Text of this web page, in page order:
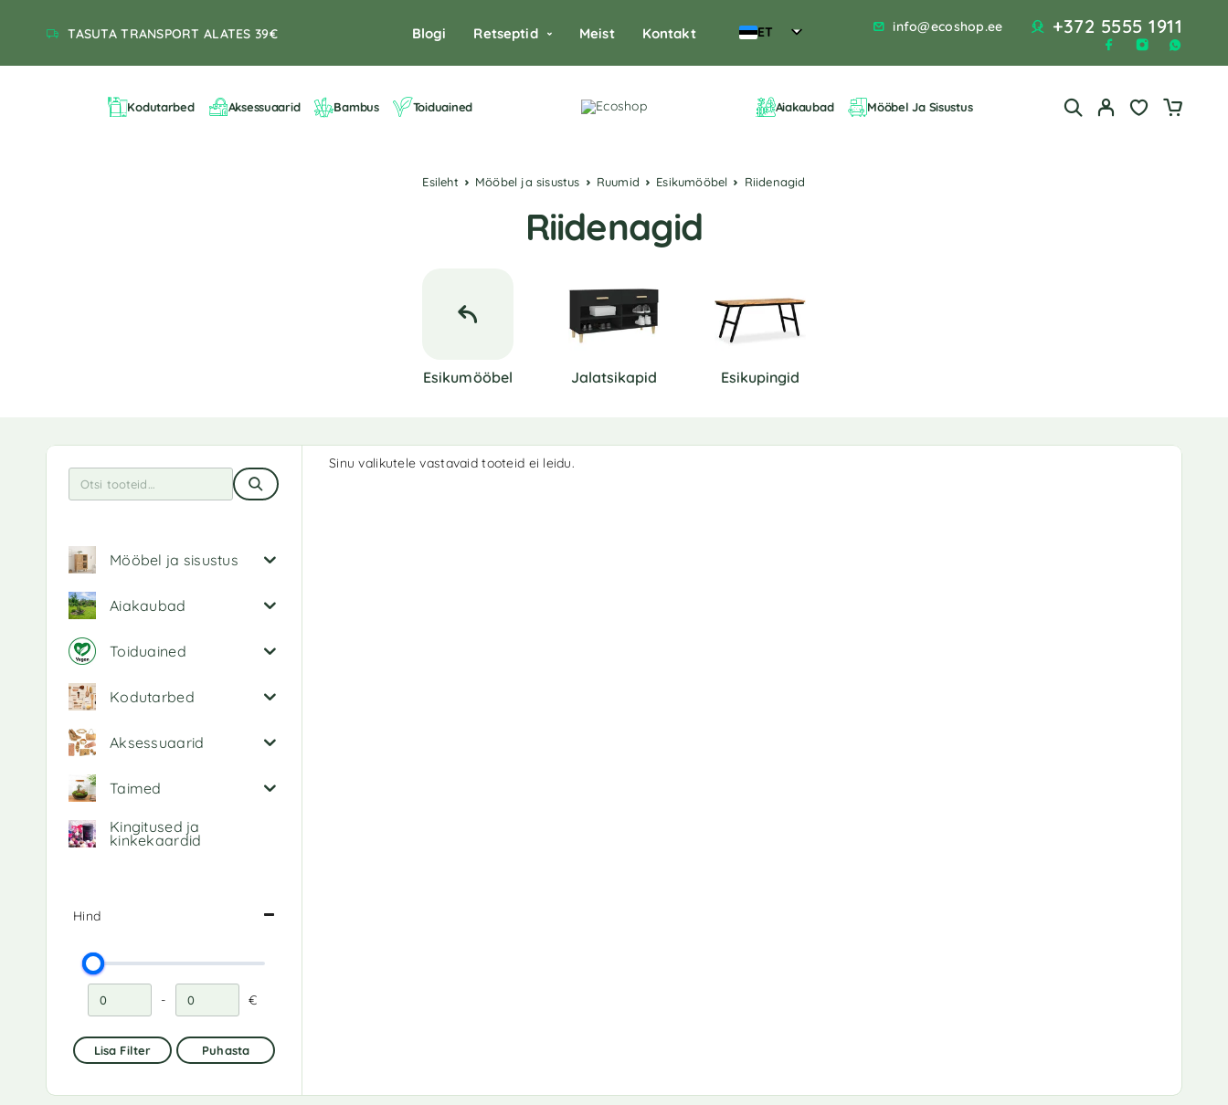
TASUTA TRANSPORT ALATES 39€ Blogi Retseptid Meist Kontakt ET info@ecoshop.ee +372 5555 1911
Kodutarbed Aksessuaarid Bambus Toiduained Aiakaubad Mööbel Ja Sisustus
Esileht Mööbel ja sisustus Ruumid Esikumööbel Riidenagid
Riidenagid
Esikumööbel Jalatsikapid Esikupingid
Mööbel ja sisustus
Aiakaubad
Toiduained
Kodutarbed
Aksessuaarid
Taimed
Kingitused ja
kinkekaardid
Hind
Miinimumhind
- Maksimaalne hind
€
Lisa Filter Puhasta
Sinu valikutele vastavaid tooteid ei leidu.